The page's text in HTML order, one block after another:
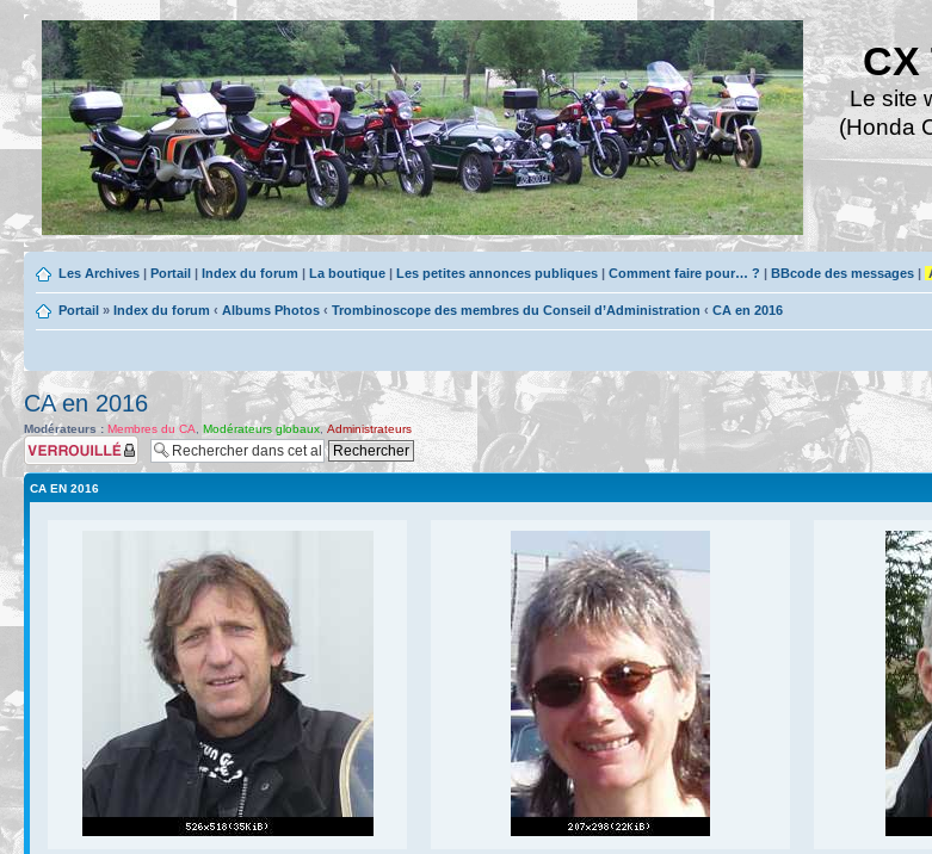
CX
Le site
(Honda
Les Archives | Portail | Index du forum | La boutique | Les petites annonces publiques | Comment faire pour… ? | BBcode des messages |
Portail » Index du forum ‹ Albums Photos ‹ Trombinoscope des membres du Conseil d’Administration ‹ CA en 2016
CA en 2016
Modérateurs : Membres du CA Modérateurs globaux,Administrateurs
Verrouillé
CA EN 2016